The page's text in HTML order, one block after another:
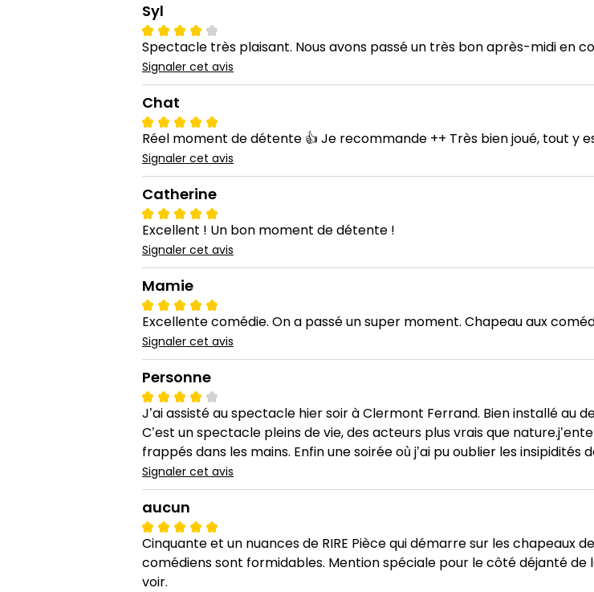
Syl
Spectacle très plaisant. Nous avons passé un très bon après-midi en
Signaler cet avis
Chat
Réel moment de détente 👍 Je recommande ++ Très bien joué, tout y
Signaler cet avis
Catherine
Excellent ! Un bon moment de détente !
Signaler cet avis
Mamie
Excellente comédie. On a passé un super moment. Chapeau aux
Signaler cet avis
Personne
J’ai assisté au spectacle hier soir à Clermont Ferrand. Bien installé au
C’est un spectacle pleins de vie, des acteurs plus vrais que
frappés dans les mains. Enfin une soirée où j’ai pu oublier les insipidités
Signaler cet avis
aucun
Cinquante et un nuances de RIRE Pièce qui démarre sur les chapeaux
comédiens sont formidables. Mention spéciale pour le côté déjanté
voir.